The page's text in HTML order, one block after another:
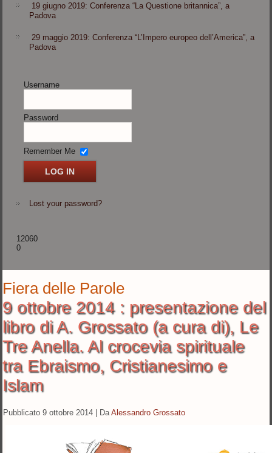
19 giugno 2019: Conferenza “La Questione britannica”, a
Padova
29 maggio 2019: Conferenza “L’Impero europeo dell’America”, a
Padova
Username
Password
Remember Me
Lost your password?
12060
0
Fiera delle Parole
9 ottobre 2014 : presentazione del
libro di A. Grossato (a cura di), Le
Tre Anella. Al crocevia spirituale
tra Ebraismo, Cristianesimo e
Islam
Pubblicato 9 ottobre 2014 Da Alessandro Grossato